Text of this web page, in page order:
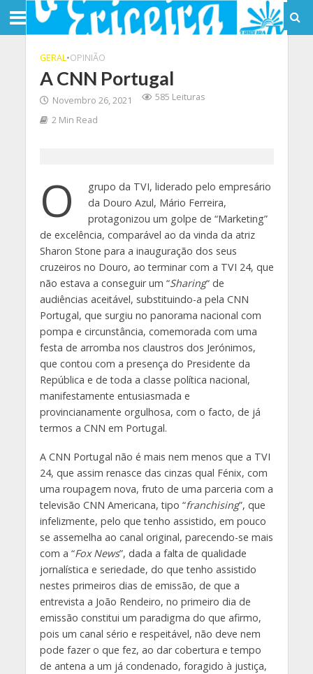
GERAL•OPINIÃO
A CNN Portugal
Novembro 26, 2021
585 Leituras
2 Min Read
O
grupo da TVI, liderado pelo empresário
da Douro Azul, Mário Ferreira,
protagonizou um golpe de “Marketing”
de excelência, comparável ao da vinda da atriz
Sharon Stone para a inauguração dos seus
cruzeiros no Douro, ao terminar com a TVI 24, que
não estava a conseguir um “Sharing“ de
audiências aceitável, substituindo-a pela CNN
Portugal, que surgiu no panorama nacional com
pompa e circunstância, comemorada com uma
festa de arromba nos claustros dos Jerónimos,
que contou com a presença do Presidente da
República e de toda a classe política nacional,
manifestamente entusiasmada e
provincianamente orgulhosa, com o facto, de já
termos a CNN em Portugal.
A CNN Portugal não é mais nem menos que a TVI
24, que assim renasce das cinzas qual Fénix, com
uma roupagem nova, fruto de uma parceria com a
televisão CNN Americana, tipo “franchising”, que
infelizmente, pelo que tenho assistido, em pouco
se assemelha ao canal original, parecendo-se mais
com a “Fox News”, dada a falta de qualidade
jornalística e seriedade, do que tenho assistido
nestes primeiros dias de emissão, de que a
entrevista a João Rendeiro, no primeiro dia de
emissão constitui um paradigma do que afirmo,
pois um canal sério e respeitável, não deve nem
pode fazer o que fez, ao dar cobertura e tempo
de antena a um já condenado, foragido à justiça,